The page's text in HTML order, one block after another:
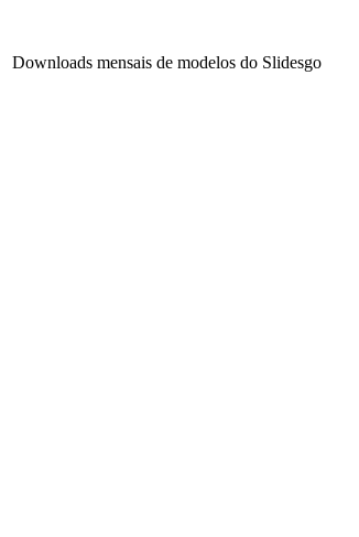
Downloads mensais de modelos do Slidesgo